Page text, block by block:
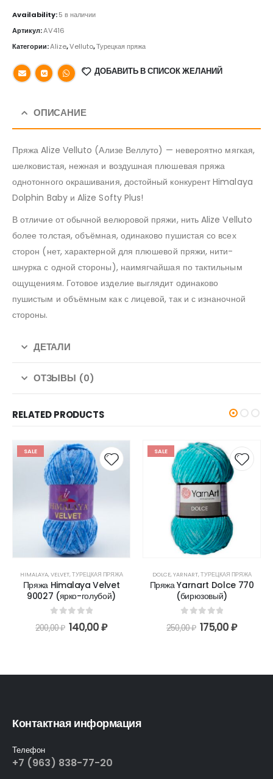
Availability:5 в наличии
Артикул:AV416
Категории:Alize,Velluto,Турецкая пряжа
ДОБАВИТЬ В СПИСОК ЖЕЛАНИЙ
ОПИСАНИЕ
Пряжа Alize Velluto (Ализе Веллуто) — невероятно мягкая,
шелковистая, нежная и воздушная плюшевая пряжа
однотонного окрашивания, достойный конкурент Himalaya
Dolphin Baby и Alize Softy Plus!
В отличие от обычной велюровой пряжи, нить Alize Velluto
более толстая, объёмная, одинаково пушистая со всех
сторон (нет, характерной для плюшевой пряжи, нити-
шнурка с одной стороны), наимягчайшая по тактильным
ощущениям. Готовое изделие выглядит одинаково
пушистым и объёмным как с лицевой, так и с изнаночной
стороны.
ДЕТАЛИ
ОТЗЫВЫ (0)
RELATED PRODUCTS
SALE
HIMALAYA,VELVET,ТУРЕЦКАЯ ПРЯЖА
Пряжа Himalaya Velvet
90027 (ярко-голубой)
out of 5
200,00₽ 140,00₽
SALE
DOLCE,YARNART,ТУРЕЦКАЯ ПРЯЖА
Пряжа Yarnart Dolce 770
(бирюзовый)
out of 5
250,00₽ 175,00₽
Контактная информация
Телефон
+7 (963) 838-77-20